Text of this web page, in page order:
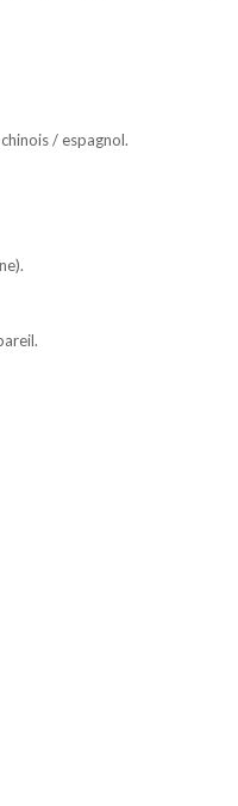
/ espagnol.